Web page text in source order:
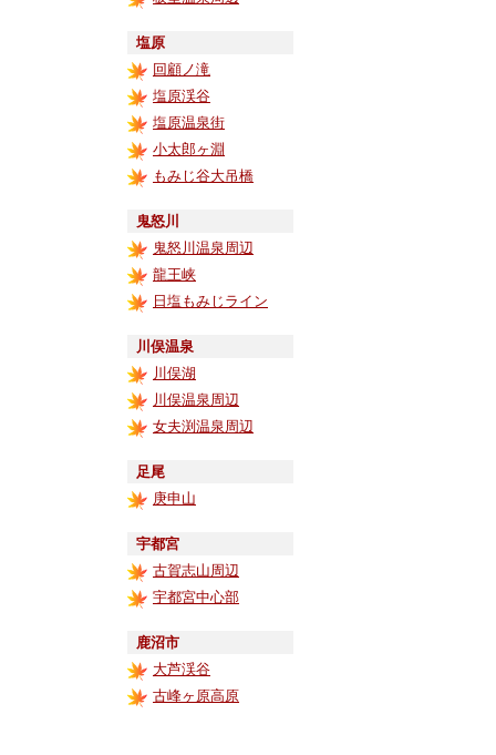
塩原
回顧ノ滝
塩原渓谷
塩原温泉街
小太郎ヶ淵
もみじ谷大吊橋
鬼怒川
鬼怒川温泉周辺
龍王峡
日塩もみじライン
川俣温泉
川俣湖
川俣温泉周辺
女夫渕温泉周辺
足尾
庚申山
宇都宮
古賀志山周辺
宇都宮中心部
鹿沼市
大芦渓谷
古峰ヶ原高原